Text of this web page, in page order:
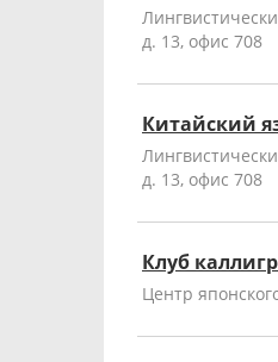
д. 13, офис 708
Китайский
д. 13, офис 708
Клуб
Центр